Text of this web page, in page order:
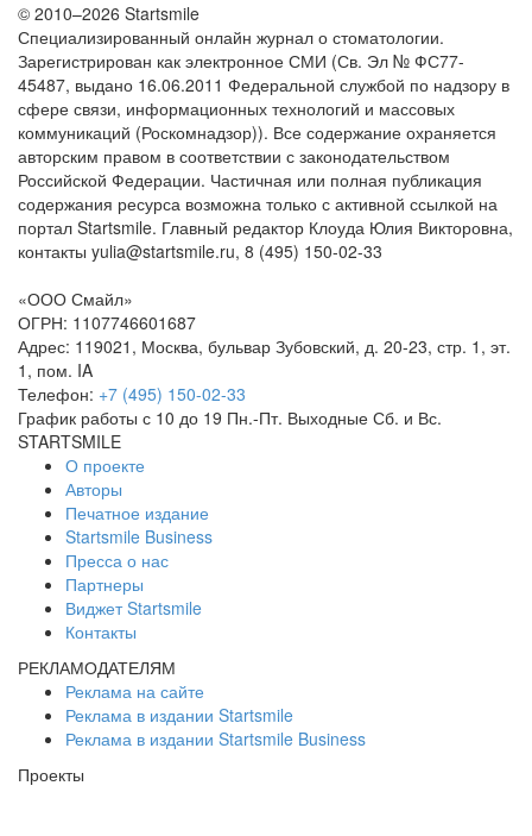
© 2010–2026 Startsmile
Специализированный онлайн журнал о стоматологии.
Зарегистрирован как электронное СМИ (Св. Эл № ФС77-
45487, выдано 16.06.2011 Федеральной службой по надзору в
сфере связи, информационных технологий и массовых
коммуникаций (Роскомнадзор)). Все содержание охраняется
авторским правом в соответствии с законодательством
Российской Федерации. Частичная или полная публикация
содержания ресурса возможна только с активной ссылкой на
портал Startsmile. Главный редактор Клоуда Юлия Викторовна,
контакты yulia@startsmile.ru, 8 (495) 150-02-33
«ООО Смайл»
ОГРН: 1107746601687
Адрес: 119021 , Москва, бульвар Зубовский, д. 20-23, стр. 1, эт.
1, пом. IA
Телефон: +7 (495) 150-02-33
График работы с 10 до 19 Пн.-Пт. Выходные Сб. и Вс.
STARTSMILE
О проекте
Авторы
Печатное издание
Startsmile Business
Пресса о нас
Партнеры
Виджет Startsmile
Контакты
РЕКЛАМОДАТЕЛЯМ
Реклама на сайте
Реклама в издании Startsmile
Реклама в издании Startsmile Business
Проекты